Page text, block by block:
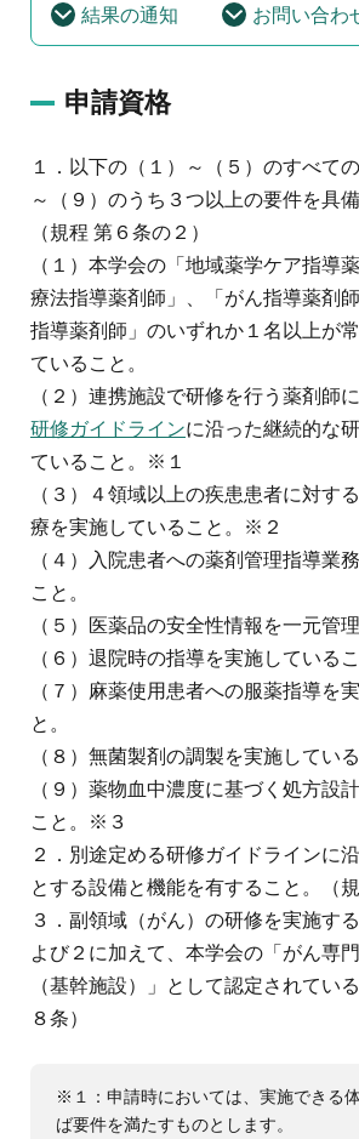
結果の通知
お問い合わ
申請資格
１．以下の（１）～（５）のすべて
～（９）のうち３つ以上の要件を具
（規程 第６条の２）
（１）本学会の「地域薬学ケア指導
療法指導薬剤師」、「がん指導薬剤
指導薬剤師」のいずれか１名以上が
ていること。
（２）連携施設で研修を行う薬剤師に
研修ガイドラインに沿った継続的な
ていること。※１
（３）４領域以上の疾患患者に対す
療を実施していること。※２
（４）入院患者への薬剤管理指導業
こと。
（５）医薬品の安全性情報を一元管
（６）退院時の指導を実施しているこ
（７）麻薬使用患者への服薬指導を
と。
（８）無菌製剤の調製を実施している
（９）薬物血中濃度に基づく処方設
こと。※３
２．別途定める研修ガイドラインに
とする設備と機能を有すること。（
３．副領域（がん）の研修を実施す
よび２に加えて、本学会の「がん専
（基幹施設）」として認定されてい
８条）
※１：申請時においては、実施できる
ば要件を満たすものとします。